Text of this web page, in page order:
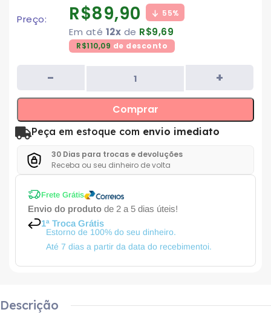
Preço: R$89,90 55%
Em até 12x de R$9,69
R$110,09 de desconto
Comprar
Peça em estoque com envio imediato
30 Dias para trocas e devoluções
Receba ou seu dinheiro de volta
Frete Grátis
Envio do produto de 2 a 5 dias úteis!
1ª Troca Grátis
Estorno de 100% do seu dinheiro.
Até 7 dias a partir da data do recebimentoi.
Descrição